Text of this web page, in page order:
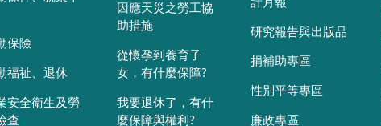
保險
福祉、退休
安全衛生及勞
查
因應天災之勞工協
助措施
從懷孕到養育子
女，有什麼保障?
我要退休了，有什
麼保障與權利?
計月報
研究報告與出版品
捐補助專區
性別平等專區
廉政專區